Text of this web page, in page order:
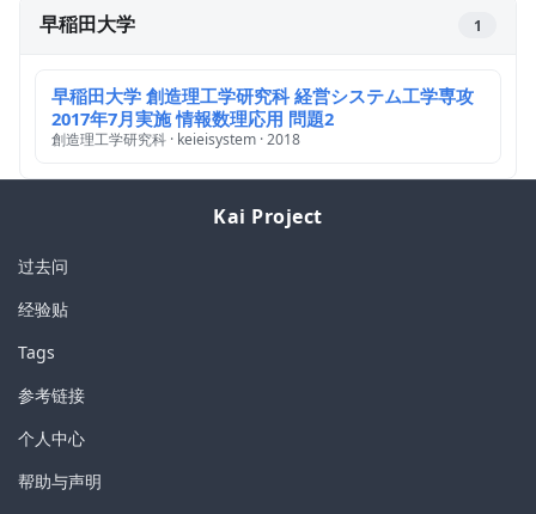
早稲田大学 1
早稲田大学 創造理工学研究科 経営システム工学専攻
2017年7月実施 情報数理応用 問題2
創造理工学研究科 · keieisystem · 2018
Kai Project
过去问
经验贴
Tags
参考链接
个人中心
帮助与声明